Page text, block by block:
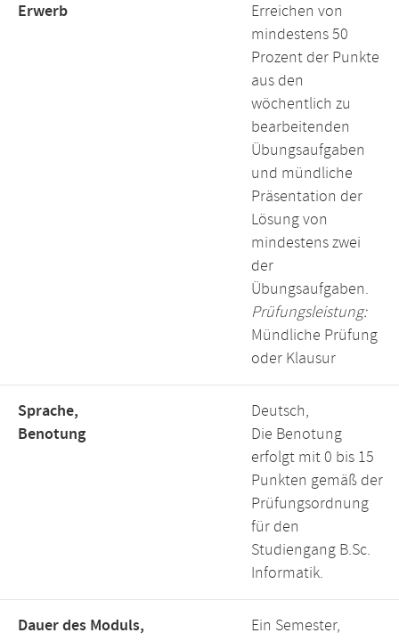
Erwerb
Erreichen von
mindestens 50
Prozent der Punkte
aus den
wöchentlich zu
bearbeitenden
Übungsaufgaben
und mündliche
Präsentation der
Lösung von
mindestens zwei
der
Übungsaufgaben.
Prüfungsleistung:
Mündliche Prüfung
oder Klausur
Sprache,
Benotung
Deutsch,
Die Benotung
erfolgt mit 0 bis 15
Punkten gemäß der
Prüfungsordnung
für den
Studiengang B.Sc.
Informatik.
Dauer des Moduls,
Ein Semester,